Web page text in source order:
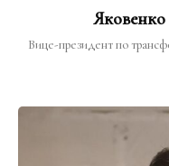
Яковенко
Вице-президент по